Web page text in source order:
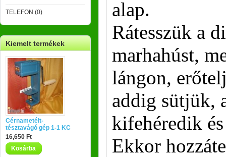
TELEFON (0)
Kiemelt termékek
Cérnametélt-
tésztavágó gép 1-1 KC
16,650 Ft
Kosárba
alap.
Rátesszük a
marhahúst,
lángon,
addig sütjük,
kifehéredik
Ekkor